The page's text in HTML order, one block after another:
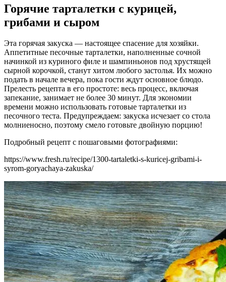
Горячие тарталетки с курицей,
грибами и сыром
Эта горячая закуска — настоящее спасение для хозяйки.
Аппетитные песочные тарталетки, наполненные сочной
начинкой из куриного филе и шампиньонов под хрустящей
сырной корочкой, станут хитом любого застолья. Их можно
подать в начале вечера, пока гости ждут основное блюдо.
Прелесть рецепта в его простоте: весь процесс, включая
запекание, занимает не более 30 минут. Для экономии
времени можно использовать готовые тарталетки из
песочного теста. Предупреждаем: закуска исчезает со стола
молниеносно, поэтому смело готовьте двойную порцию!
Подробный рецепт с пошаговыми фотографиями:
https://www.fresh.ru/recipe/1300-tartaletki-s-kuricej-gribami-i-
syrom-goryachaya-zakuska/